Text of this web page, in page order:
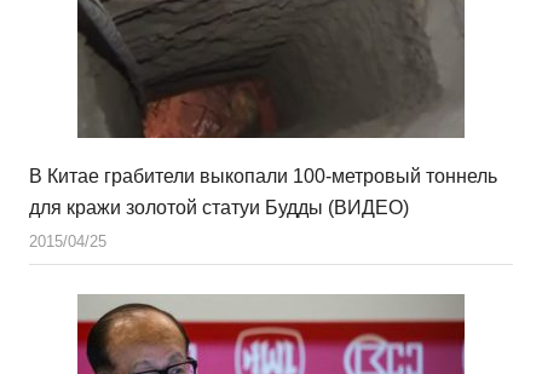
В Китае грабители выкопали 100-метровый тоннель
для кражи золотой статуи Будды (ВИДЕО)
2015/04/25